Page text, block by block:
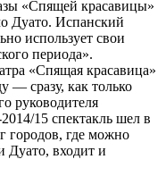
«Спящей красавицы»
Дуато. Испанский
использует свои
периода».
«Спящая красавица»
— сразу, как только
руководителя
15 спектакль шел в
городов, где можно
Дуато, входит и